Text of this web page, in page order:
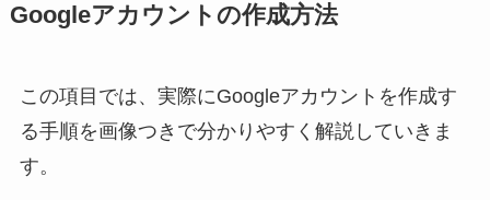
Googleアカウントの作成方法
この項目では、実際にGoogleアカウントを作成す
る手順を画像つきで分かりやすく解説していきま
す。